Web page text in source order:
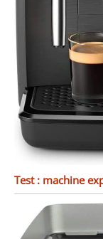
Test : machine